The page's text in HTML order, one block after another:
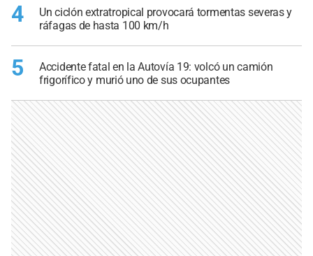
4
Un ciclón extratropical provocará tormentas severas y
ráfagas de hasta 100 km/h
5
Accidente fatal en la Autovía 19: volcó un camión
frigorífico y murió uno de sus ocupantes